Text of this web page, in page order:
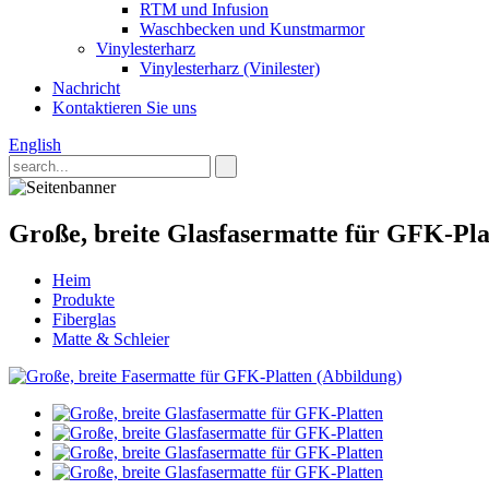
RTM und Infusion
Waschbecken und Kunstmarmor
Vinylesterharz
Vinylesterharz (Vinilester)
Nachricht
Kontaktieren Sie uns
English
Große, breite Glasfasermatte für GFK-
Heim
Produkte
Fiberglas
Matte & Schleier